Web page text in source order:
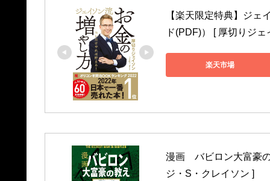
【楽天限定特典】ジェ
ド(PDF)） [ 厚切りジェ
楽天市場
漫画　バビロン大富豪
ジ・S・クレイソン ]